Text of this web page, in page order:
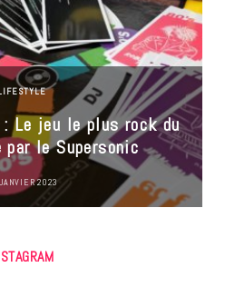
Le jeu le plus rock du
par le Supersonic
2023